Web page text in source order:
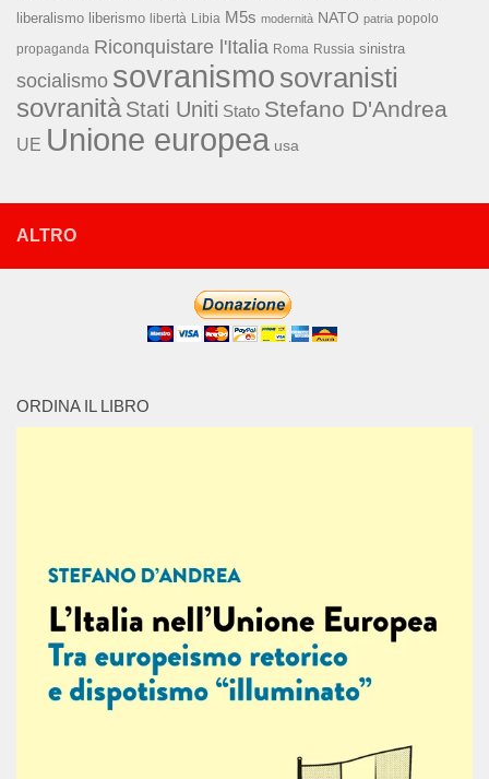
liberalismo liberismo libertà Libia M5s modernità NATO patria popolo
propaganda Riconquistare l'Italia Roma Russia sinistra
socialismo sovranismo sovranisti
sovranità Stati Uniti Stato Stefano D'Andrea
UE Unione europea usa
ALTRO
ORDINA IL LIBRO